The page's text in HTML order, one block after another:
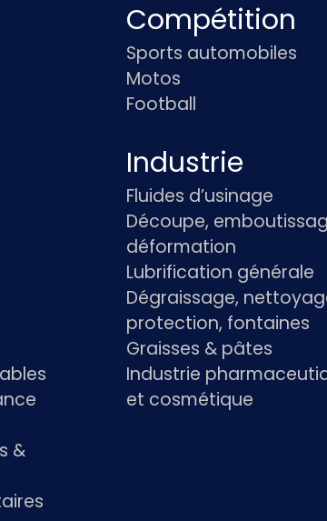
Compétition
Sports automobiles
Motos
Football
&
Industrie
Fluides d’usinage
Découpe,
déformation
Lubrification générale
Dégraissage,
protection, fontaines
Graisses & pâtes
Industrie
et cosmétique